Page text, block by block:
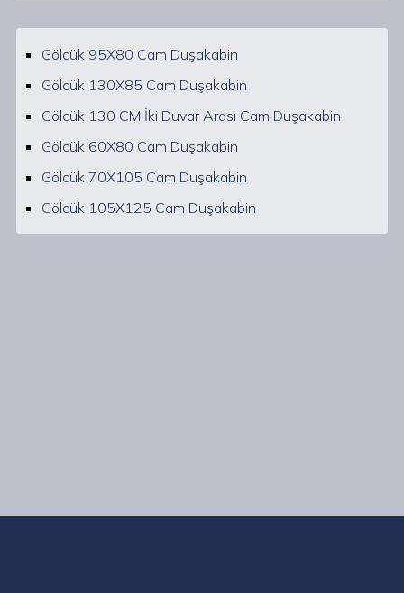
Gölcük 95X80 Cam Duşakabin
Gölcük 130X85 Cam Duşakabin
Gölcük 130 CM İki Duvar Arası Cam Duşakabin
Gölcük 60X80 Cam Duşakabin
Gölcük 70X105 Cam Duşakabin
Gölcük 105X125 Cam Duşakabin